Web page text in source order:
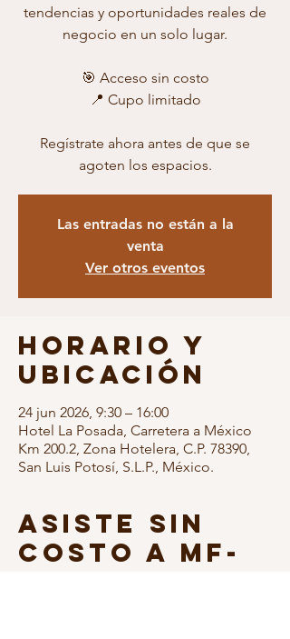
tendencias y oportunidades reales de
negocio en un solo lugar.
🎯 Acceso sin costo
📍 Cupo limitado
Regístrate ahora antes de que se
agoten los espacios.
Las entradas no están a la
venta
Ver otros eventos
Horario y
ubicación
24 jun 2026, 9:30 – 16:00
Hotel La Posada, Carretera a México
Km 200.2, Zona Hotelera, C.P. 78390,
San Luis Potosí, S.L.P., México.
Asiste sin
costo a MF-